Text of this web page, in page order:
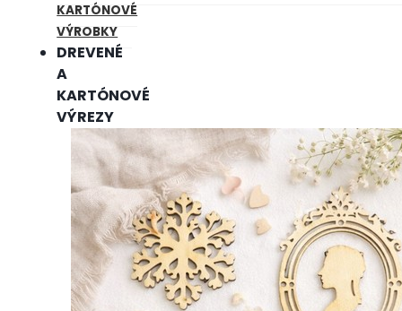
KARTÓNOVÉ
VÝROBKY
DREVENÉ
A
KARTÓNOVÉ
VÝREZY